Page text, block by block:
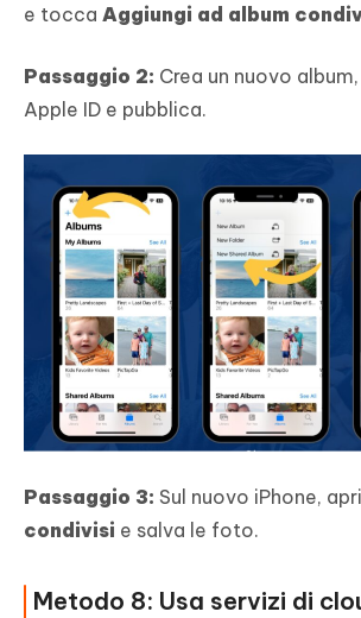
e tocca Aggiungi ad album
Passaggio 2: Crea un nuovo
Apple ID e pubblica.
Passaggio 3: Sul nuovo iPhone, apri
condivisi e salva le foto.
Metodo 8: Usa servizi di